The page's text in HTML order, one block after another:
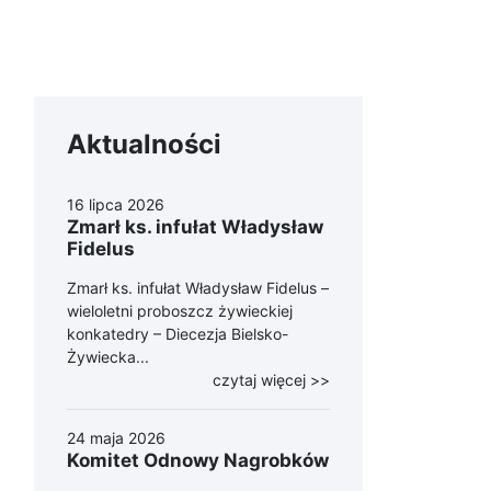
Aktualności
16 lipca 2026
Zmarł ks. infułat Władysław
Fidelus
Zmarł ks. infułat Władysław Fidelus –
wieloletni proboszcz żywieckiej
konkatedry – Diecezja Bielsko-
Żywiecka...
czytaj więcej >>
24 maja 2026
Komitet Odnowy Nagrobków